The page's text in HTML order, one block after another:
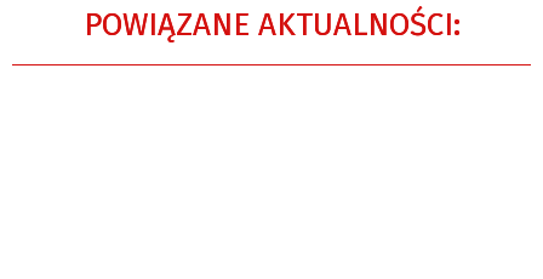
POWIĄZANE AKTUALNOŚCI: